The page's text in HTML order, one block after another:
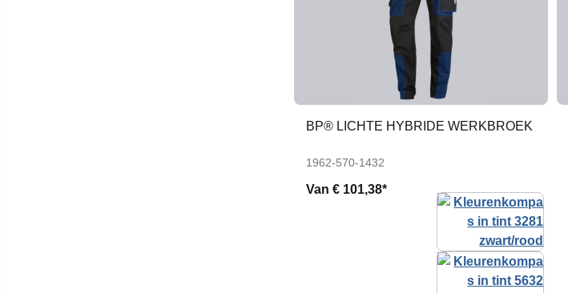
BP® LICHTE HYBRIDE WERKBROEK
1962-570-1432
Van € 101,38*